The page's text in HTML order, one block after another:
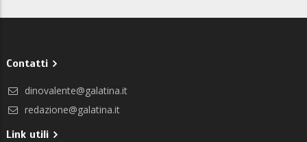
Contatti
dinovalente@galatina.it
redazione@galatina.it
Link utili